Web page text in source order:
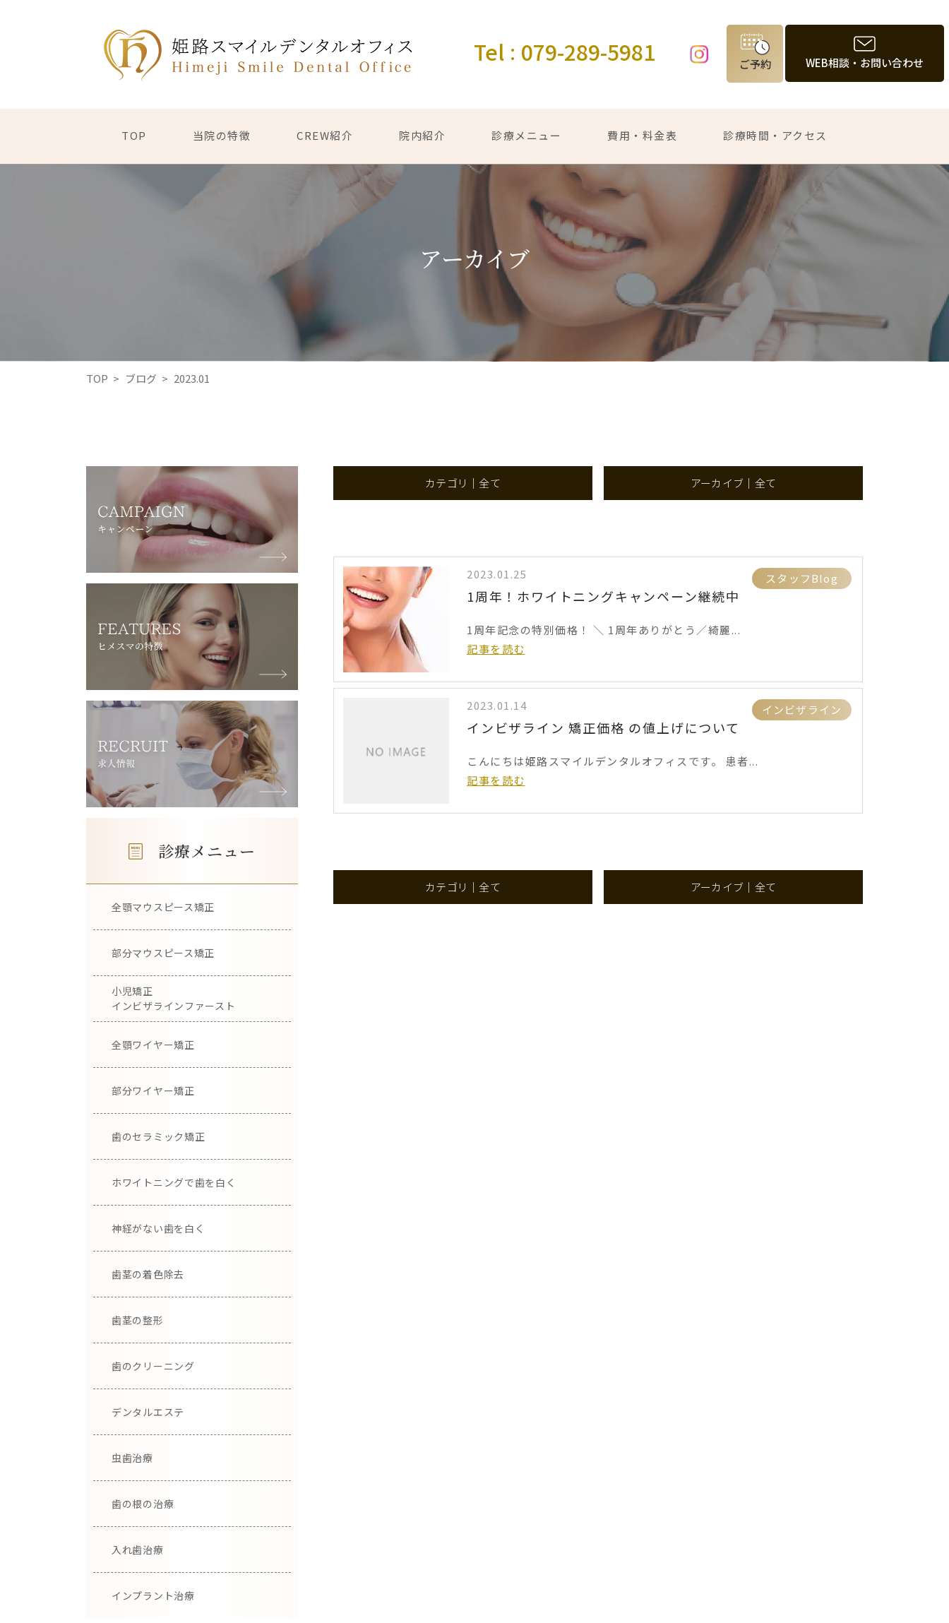
Tel ： 079-289-5981 ご予約 WEB相談・お問い合わせ
TOP 当院の特徴 CREW紹介 院内紹介 診療メニュー 費用・料金表 診療時間・アクセス
アーカイブ
TOP > ブログ > 2023.01
カテゴリ｜全て アーカイブ｜全て
スタッフBlog
2023.01.25
1周年！ホワイトニングキャンペーン継続中
1周年記念の特別価格！ ＼ 1周年ありがとう／綺麗...
記事を読む
インビザライン
2023.01.14
インビザライン 矯正価格 の値上げについて
こんにちは姫路スマイルデンタルオフィスです。 患者...
記事を読む
カテゴリ｜全て アーカイブ｜全て
診療メニュー
全顎マウスピース矯正
部分マウスピース矯正
小児矯正
インビザラインファースト
全顎ワイヤー矯正
部分ワイヤー矯正
歯のセラミック矯正
ホワイトニングで歯を白く
神経がない歯を白く
歯茎の着色除去
歯茎の整形
歯のクリーニング
デンタルエステ
虫歯治療
歯の根の治療
入れ歯治療
インプラント治療